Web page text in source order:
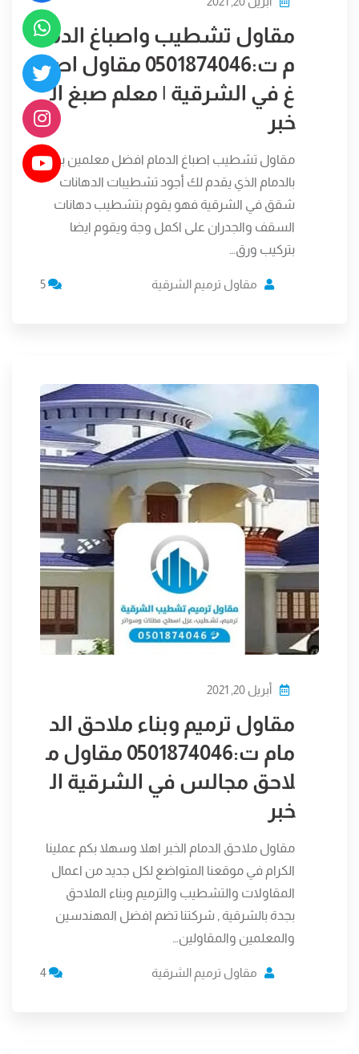
مقاول تشطيب واصباغ الدما
م ت:0501874046 مقاول اصبا
غ في الشرقية | معلم صبغ ال
خبر
مقاول تشطيب اصباغ الدمام افضل معلمين بوية
بالدمام الذي يقدم لك أجود تشطيبات الدهانات
شقق في الشرقية فهو يقوم بتشطيب دهانات
السقف والجدران على اكمل وجة ويقوم ايضا
بتركيب ورق…
مقاول ترميم الشرقية
أبريل 20, 2021
مقاول ترميم وبناء ملاحق الد
مام ت:0501874046 مقاول م
لاحق مجالس في الشرقية ال
خبر
مقاول ملاحق الدمام الخبر اهلا وسهلا بكم عملينا
الكرام في موقعنا المتواضع لكل جديد من اعمال
المقاولات والتشطيب والترميم وبناء الملاحق
بجدة بالشرقية , شركتنا تضم افضل المهندسين
والمعلمين والمقاولين…
مقاول ترميم الشرقية